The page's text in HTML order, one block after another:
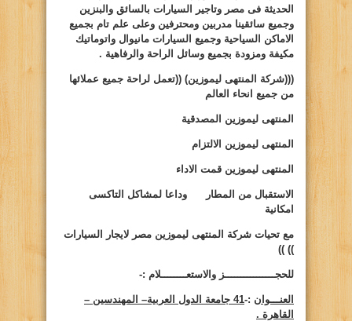
الحديثة فى مصر وتاجير السيارات بالسائق والبنزين
وجميع سائقينا مدربين ومحترفين وعلى علم تام بجميع
الاماكن السياحية وجميع السيارات مانيوال واتوماتيك
مكيفة ومزودة بجميع وسائل الراحة والرفاهية .
(((شركة المنتهى ليموزين) ((تعمل لراحة جميع عملائها
من جميع انحاء العالم
المنتهى ليموزين المصدقية
المنتهى ليموزين الالتزام
المنتهى ليموزين قمت الاداء
الاستقبال من المطار وداعا لمشاكل التاكسى
امكانية
مع تحيات شركة المنتهى ليموزين مصر لايجار السيارات
))
))
للحجــــــــــــــــز والاستعــــــــلام :-
العنـــوان :-
41 جامعة الدول العربية– المهندسين –
القاهرة .